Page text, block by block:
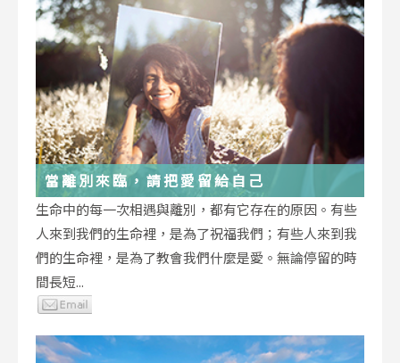
當離別來臨，請把愛留給自己
生命中的每一次相遇與離別，都有它存在的原因。有些
人來到我們的生命裡，是為了祝福我們；有些人來到我
們的生命裡，是為了教會我們什麼是愛。無論停留的時
間長短...